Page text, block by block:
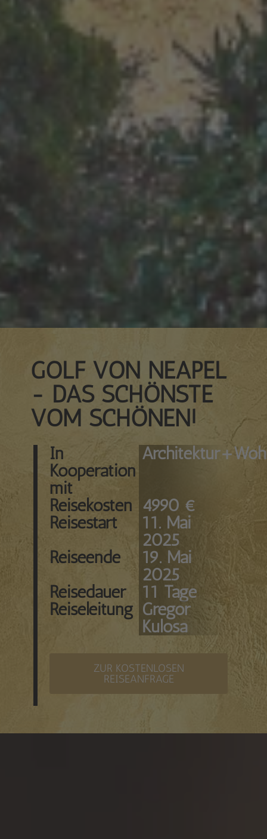
GOLF VON NEAPEL
- DAS SCHÖNSTE
VOM SCHÖNEN!
In
Kooperation
mit
Reisekosten 4990 €
Reisestart
11. Mai
2025
Reiseende
19. Mai
2025
Reisedauer
11 Tage
Reiseleitung Gregor
Kulosa
ZUR KOSTENLOSEN
REISEANFRAGE